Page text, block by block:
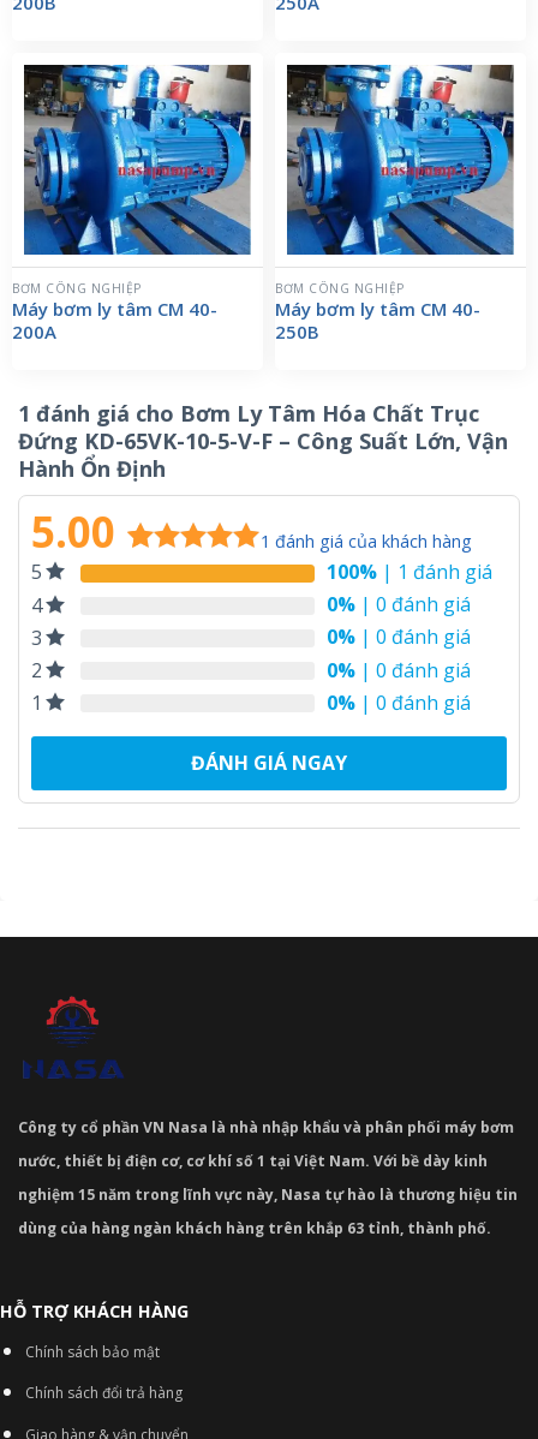
BƠM CÔNG NGHIỆP
Máy bơm ly tâm CM 40-
200A
BƠM CÔNG NGHIỆP
Máy bơm ly tâm CM 40-
250B
1 đánh giá cho Bơm Ly Tâm Hóa Chất Trục
Đứng KD-65VK-10-5-V-F – Công Suất Lớn, Vận
Hành Ổn Định
5.00 1 đánh giá của khách hàng
5 100% | 1 đánh giá
4
0% | 0 đánh giá
3
0% | 0 đánh giá
2
0% | 0 đánh giá
1
0% | 0 đánh giá
ĐÁNH GIÁ NGAY
Công ty cổ phần VN Nasa là nhà nhập khẩu và phân phối máy bơm
nước, thiết bị điện cơ, cơ khí số 1 tại Việt Nam. Với bề dày kinh
nghiệm 15 năm trong lĩnh vực này, Nasa tự hào là thương hiệu tin
dùng của hàng ngàn khách hàng trên khắp 63 tỉnh, thành phố.
HỖ TRỢ KHÁCH HÀNG
Chính sách bảo mật
Chính sách đổi trả hàng
Giao hàng & vận chuyển